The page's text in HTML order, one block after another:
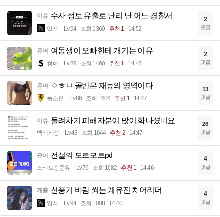
이슈 수사 정보 유출로 난리 난 어느 경찰서
입사 Lv.94 조회 1360 추천 1 14:52
2
댓글
유머 여동생이 오빠한테 개기는 이유
썽바 Lv.89 조회 1460 추천 1 14:48
2
댓글
유머 ㅇㅎㅂ 골반은 재능의 영역이다
풀소유 Lv.86 조회 1606 추천 1 14:47
13
댓글
이슈 돌려차기 피해자분이 많이 화나셨네요
백색왜성 Lv.43 조회 1644 추천 2 14:47
26
댓글
유머 전설의 모르모트pd
스티브승준유 Lv.76 조회 1082 추천 1 14:46
4
댓글
계층 선풍기 바람 쐬는 계유진 치어리더
입사 Lv.94 조회 1008 14:40
4
댓글